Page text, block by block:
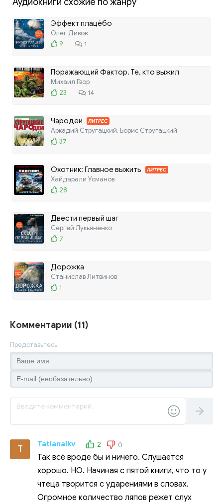
Эффект плаце́бо
Олег Дивов
9
1
Поражающий Фактор. Те, кто выжил
Михаил Гвор
23
14
Чародеи ЛИТРЕС
Аркадий Стругацкий, Борис Стругацкий
37
Охотник: Главное выжить ЛИТРЕС
Хайдарали Усманов
28
Двести первый шаг
Сергей Лукьяненко
7
Дорожка
Станислав Литвинов
1
Комментарии (11)
Представьтесь
T Tatianalkv 2 0
Так всё вроде бы и ничего. Слушается
хорошо. НО. Начиная с пятой книги, что то у
чтеца творится с ударениями в словах.
Огромное количество ляпов режет слух